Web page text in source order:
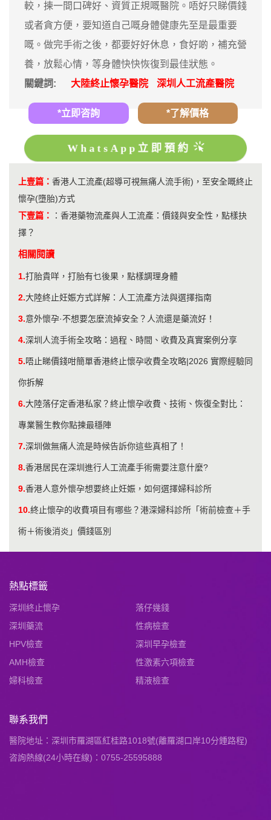
較，揀一間口碑好、資質正規嘅醫院。唔好只睇價錢
或者貪方便，要知道自己嘅身體健康先至是最重要
嘅。做完手術之後，都要好好休息，食好啲，補充營
養，放鬆心情，等身體快快恢復到最佳狀態。
關鍵詞:
大陸終止懷孕醫院 深圳人工流產醫院
*立即咨詢 *了解價格
WhatsApp立即預約
上壹篇： ​香港人工流產(超導可視無痛人流手術)，至安全嘅終止
懷孕(墮胎)方式
下壹篇：
： 香港藥物流產與人工流產：價錢與安全性，點樣抉
擇？
相關閱讀
1.打胎貴咩，打胎有乜後果，點樣調理身體
2.大陸終止妊娠方式詳解：人工流產方法與選擇指南
3.意外懷孕·不想要怎麼流掉安全？人流還是藥流好！
4.深圳人流手術全攻略：過程、時間、收費及真實案例分享
5.唔止睇價錢咁簡單香港終止懷孕收費全攻略|2026 實際經驗同
你拆解
6.大陸落仔定香港私家？終止懷孕收費、技術、恢復全對比：
專業醫生教你點揀最穩陣
7.深圳做無痛人流是時候告訴你這些真相了！
8.香港居民在深圳進行人工流產手術需要注意什麼?
9.香港人意外懷孕想要終止妊娠，如何選擇婦科診所
10.終止懷孕的收費項目有哪些？港深婦科診所「術前檢查＋手
術＋術後消炎」價錢區別
熱點標籤
深圳終止懷孕
落仔幾錢
深圳藥流
性病檢查
HPV檢查
深圳早孕檢查
AMH檢查
性激素六項檢查
婦科檢查
精液檢查
聯系我們
醫院地址：深圳市羅湖區紅桂路1018號(離羅湖口岸10分鍾路程)
咨詢熱線(24小時在線)：0755-25595888